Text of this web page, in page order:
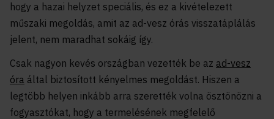
hogy a hazai helyzet speciális, és ez a kivételezett
műszaki megoldás, amit az ad-vesz órás visszatáplálás
jelent, nem maradhat sokáig így.
Csak nagyon kevés országban vezették be az ad-vesz
óra által biztosított kényelmes megoldást. Hiszen a
legtöbb helyen inkább arra szerették volna ösztönözni a
fogyasztókat, hogy a termelésének megfelelő